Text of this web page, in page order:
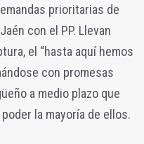
prioritarias de
con el PP. Llevan
el “hasta aquí hemos
con promesas
a medio plazo que
la mayoría de ellos.